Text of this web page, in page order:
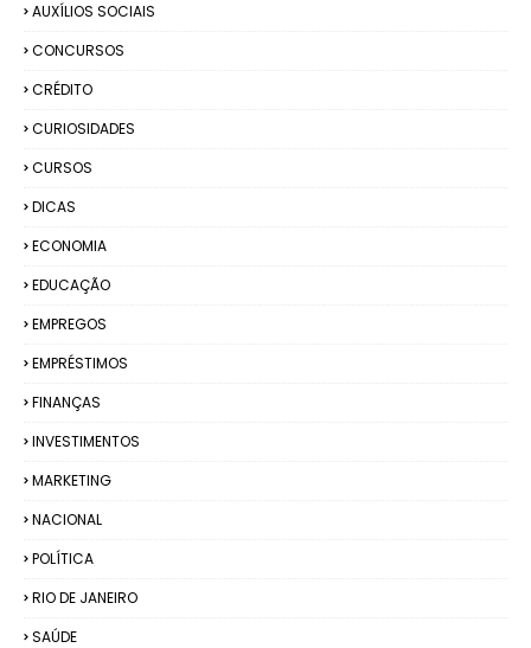
AUXÍLIOS SOCIAIS
CONCURSOS
CRÉDITO
CURIOSIDADES
CURSOS
DICAS
ECONOMIA
EDUCAÇÃO
EMPREGOS
EMPRÉSTIMOS
FINANÇAS
INVESTIMENTOS
MARKETING
NACIONAL
POLÍTICA
RIO DE JANEIRO
SAÚDE